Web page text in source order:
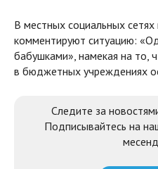
В местных социальных
комментируют ситуацию:
бабушками», намекая на то,
в бюджетных учреждениях
Следите за
Подписывайтесь на